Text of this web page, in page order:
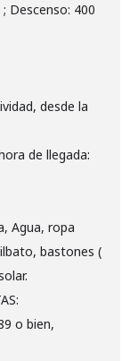
Descenso: 400
desde la
de llegada:
Agua, ropa
bastones (
o bien,